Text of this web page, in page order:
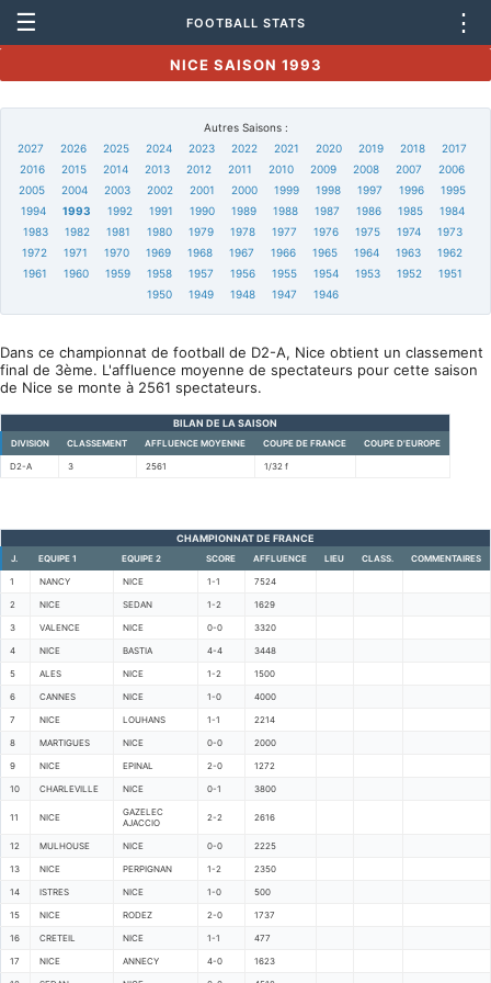
☰ FOOTBALL STATS ⋮
NICE SAISON 1993
Autres Saisons :
2027
2026 2025 2024 2023 2022 2021 2020 2019 2018
2017
2016
2015 2014 2013 2012 2011 2010 2009 2008 2007
2006
2005
2004 2003 2002 2001 2000 1999 1998 1997 1996
1995
1994
1993 1992 1991 1990 1989 1988 1987 1986 1985
1984
1983
1982 1981 1980 1979 1978 1977 1976 1975 1974
1973
1972
1971 1970 1969 1968 1967 1966 1965 1964 1963
1962
1961
1960 1959 1958 1957 1956 1955 1954 1953 1952
1951
1950
1949 1948 1947 1946
Dans ce championnat de football de D2-A, Nice obtient un classement
final de 3ème. L'affluence moyenne de spectateurs pour cette saison
de Nice se monte à 2561 spectateurs.
BILAN DE LA SAISON
DIVISION CLASSEMENT AFFLUENCE MOYENNE COUPE DE FRANCE COUPE D'EUROPE
D2-A 3 2561 1/32 f
CHAMPIONNAT DE FRANCE
J. EQUIPE 1 EQUIPE 2 SCORE AFFLUENCE LIEU CLASS. COMMENTAIRES
1 NANCY NICE 1-1 7524
2 NICE SEDAN 1-2 1629
3 VALENCE NICE 0-0 3320
4 NICE BASTIA 4-4 3448
5 ALES NICE 1-2 1500
6 CANNES NICE 1-0 4000
7 NICE LOUHANS 1-1 2214
8 MARTIGUES NICE 0-0 2000
9 NICE EPINAL 2-0 1272
10 CHARLEVILLE NICE 0-1 3800
11 NICE
GAZELEC
AJACCIO
2-2 2616
12 MULHOUSE NICE 0-0 2225
13 NICE PERPIGNAN 1-2 2350
14 ISTRES NICE 1-0 500
15 NICE RODEZ 2-0 1737
16 CRETEIL NICE 1-1 477
17 NICE ANNECY 4-0 1623